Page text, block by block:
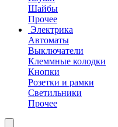
Шайбы
Прочее
Электрика
Автоматы
Выключатели
Клеммные колодки
Кнопки
Розетки и рамки
Светильники
Прочее